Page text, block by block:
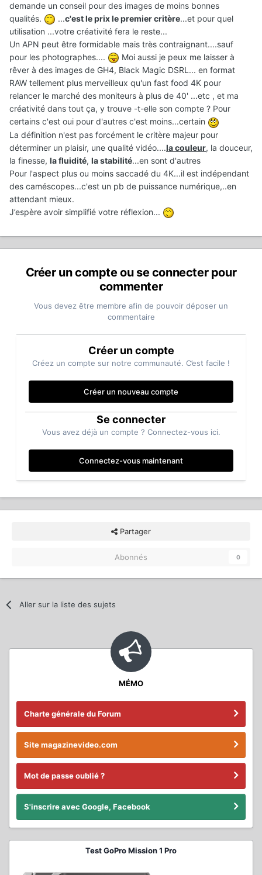
demande un conseil pour des images de moins bonnes
qualités.
...c'est le prix le premier critère...et pour quel
utilisation ...votre créativité fera le reste...
Un APN peut être formidable mais très contraignant....sauf
pour les photographes....
Moi aussi je peux me laisser à
rêver à des images de GH4, Black Magic DSRL... en format
RAW tellement plus merveilleux qu'un fast food 4K pour
relancer le marché des moniteurs à plus de 40' ...etc , et ma
créativité dans tout ça, y trouve -t-elle son compte ? Pour
certains c'est oui pour d'autres c'est moins...certain
La définition n'est pas forcément le critère majeur pour
déterminer un plaisir, une qualité vidéo....la couleur, la douceur,
la finesse, la fluidité, la stabilité...en sont d'autres
Pour l'aspect plus ou moins saccadé du 4K...il est indépendant
des caméscopes...c'est un pb de puissance numérique,..en
attendant mieux.
J’espère avoir simplifié votre réflexion...
Créer un compte ou se connecter pour
commenter
Vous devez être membre afin de pouvoir déposer un
commentaire
Créer un compte
Créez un compte sur notre communauté. C’est facile !
Créer un nouveau compte
Se connecter
Vous avez déjà un compte ? Connectez-vous ici.
Connectez-vous maintenant
Partager
Abonnés 0
Aller sur la liste des sujets
MÉMO
Charte générale du Forum
Site magazinevideo.com
Mot de passe oublié ?
S'inscrire avec Google, Facebook
Test GoPro Mission 1 Pro